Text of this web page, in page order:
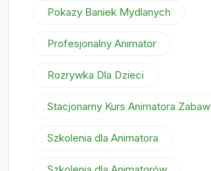
Pokazy Baniek Mydlanych
Profesjonalny Animator
Rozrywka Dla Dzieci
Stacjonarny Kurs Animatora Zabaw
Szkolenia dla Animatora